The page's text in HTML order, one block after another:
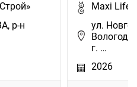
р-н
Maxi Life
ул.
г. …
2026